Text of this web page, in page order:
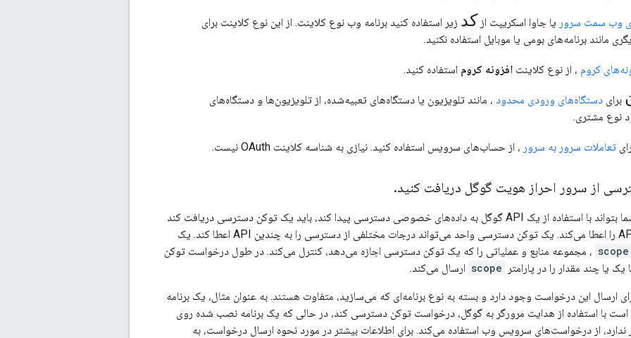
وب سمت سرور یا جاوا اسکریپت از کد زیر استفاده کنید برنامه وب نوع کلاینت. از این نوع کلاینت برای
مانند برنامه‌های بومی یا موبایل استفاده نکنید.
کروم ، از نوع کلاینت افزونه کروم استفاده کنید.
برای دستگاه‌های ورودی محدود ، مانند تلویزیون یا دستگاه‌های تعبیه‌شده، از تلویزیون‌ها و دستگاه‌های
نوع مشتری.
تعاملات سرور به سرور ، از حساب‌های سرویس استفاده کنید. نیازی به شناسه کلاینت OAuth نیست.
از سرور احراز هویت گوگل دریافت کنید.
قبل از اینکه برنامه شما بتواند با استفاده از یک API گوگل به داده‌های خصوصی دسترسی پیدا کند، باید یک توکن دسترسی دریافت کند
که دسترسی به آن API را اعطا می‌کند. یک توکن دسترسی واحد می‌تواند درجات مختلفی از دسترسی را به چندین API اعطا کند. یک
scope ، مجموعه منابع و عملیاتی را که یک توکن دسترسی اجازه می‌دهد، کنترل می‌کند. در طول درخواست توکن
یا چند مقدار را در پارامتر
scope ارسال می‌کند.
ارسال این درخواست وجود دارد و بسته به نوع برنامه‌ای که می‌سازید، متفاوت هستند. به عنوان مثال، یک برنامه
با استفاده از هدایت مرورگر به گوگل، درخواست توکن دسترسی کند، در حالی که یک برنامه نصب شده روی
از درخواست‌های سرویس وب استفاده می‌کند. برای اطلاعات بیشتر در مورد نحوه ارسال درخواست، به